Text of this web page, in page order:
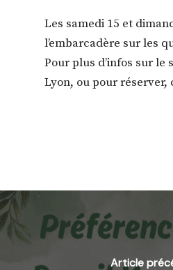
Les samedi 15 et
l’embarcadère sur les
Pour plus d’infos sur le
Lyon, ou pour réserver,
Article